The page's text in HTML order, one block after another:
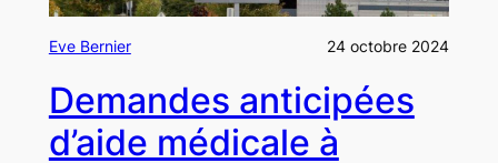
Eve Bernier 24 octobre 2024
Demandes anticipées
d’aide médicale à